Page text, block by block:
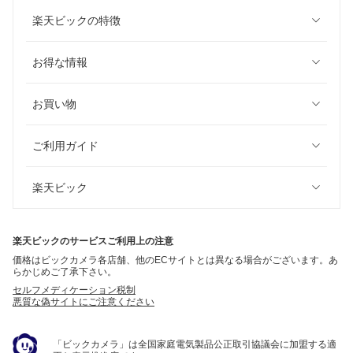
楽天ビックの特徴
お得な情報
お買い物
ご利用ガイド
楽天ビック
楽天ビックのサービスご利用上の注意
価格はビックカメラ各店舗、他のECサイトとは異なる場合がございます。あ
らかじめご了承下さい。
セルフメディケーション税制
悪質な偽サイトにご注意ください
「ビックカメラ」は全国家庭電気製品公正取引協議会に加盟する適